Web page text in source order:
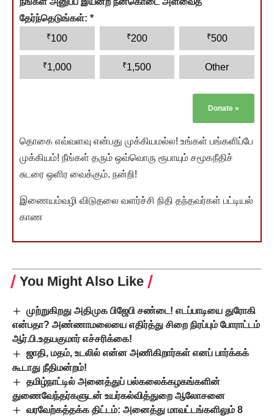
தேர்ந்தெடுங்கள்: *
₹100 ₹200 ₹500
₹1,000 ₹1,500 Other
Donate »
தொகை எவ்வளவு என்பது முக்கியமல்ல! உங்கள் பங்களிப்பே
முக்கியம்! நீங்கள் தரும் ஒவ்வொரு ரூபாயும் சமூகநீதிச்
சுடரை ஒளிர வைக்கும். நன்றி!
இணையம்வழி விடுதலை வளர்ச்சி நிதி தந்தவர்கள் பட்டியல்
காண
You Might Also Like
முற்றுகிறது அதிமுக பிஜேபி சண்டை! எடப்பாடியை துரோகி
என்பதா? அண்ணாமலையை எதிர்த்து சிறை நிரப்பும் போராட்டம்
ஆர்.பி.உதயகுமார் எச்சரிக்கை!
ஜாதி, மதம், உடலில் என்ன அணிகிறார்கள் எனப் பார்க்கக்
கூடாது நீதிமன்றம்!
தமிழ்நாட்டில் அனைத்துப் பல்கலைக்கழகங்களின்
துணைவேந்தர்களுடன் உயர்கல்வித்துறை ஆலோசனை
வரவேற்கத்தக்க திட்டம்: அனைத்து மாவட்டங்களிலும் 8